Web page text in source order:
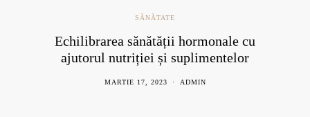
SĂNĂTATE
Echilibrarea sănătății hormonale cu
ajutorul nutriției și suplimentelor
MARTIE 17, 2023 ADMIN